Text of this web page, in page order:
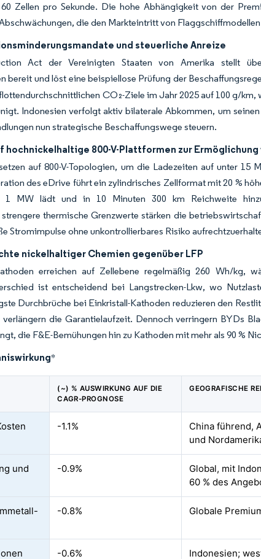
Zellen pro Sekunde. Die hohe Abhängigkeit von der
die den Markteintritt von
und steuerliche Anreize
Act der Vereinigten Staaten von Amerika stellt
bereit und löst eine beispiellose Prüfung der
CO₂-Ziele im Jahr 2025 auf 100 g/
Indonesien verfolgt aktiv bilaterale Abkommen, um
nun strategische Beschaffungswege steuern.
hochnickelhaltige 800-V-Plattformen zur Ermöglichung
auf 800-V-Topologien, um die Ladezeiten auf unter 15
des eDrive führt ein zylindrisches Zellformat mit 20 %
1 MW lädt und in 10 Minuten 300 km Reichweite
thermische Grenzwerte stärken die
Stromimpulse ohne unkontrollierbares Risiko
nickelhaltiger Chemien gegenüber LFP
erreichen auf Zellebene regelmäßig 260 Wh/kg,
ist entscheidend bei Langstrecken-Lkw, wo
Durchbrüche bei Einkristall-Kathoden reduzieren den
die Garantielaufzeit. Dennoch verringern BYDs
die F&E-Bemühungen hin zu Kathoden mit mehr als 90 %
*
(~) % AUSWIRKUNG AUF DIE
CAGR-PROGNOSE
GEOGRAFISCHE
-1.1%
China führend,
und
und
-0.9%
Global, mit
60 % des
-0.8% Globale
-0.6% Indonesien;